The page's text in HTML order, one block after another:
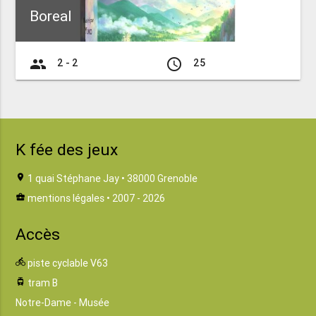
Boreal
group 2 - 2 access_time 25
K fée des jeux
location_on 1 quai Stéphane Jay • 38000 Grenoble
business_center mentions légales • 2007 - 2026
Accès
directions_bike piste cyclable V63
tram tram B
Notre-Dame - Musée